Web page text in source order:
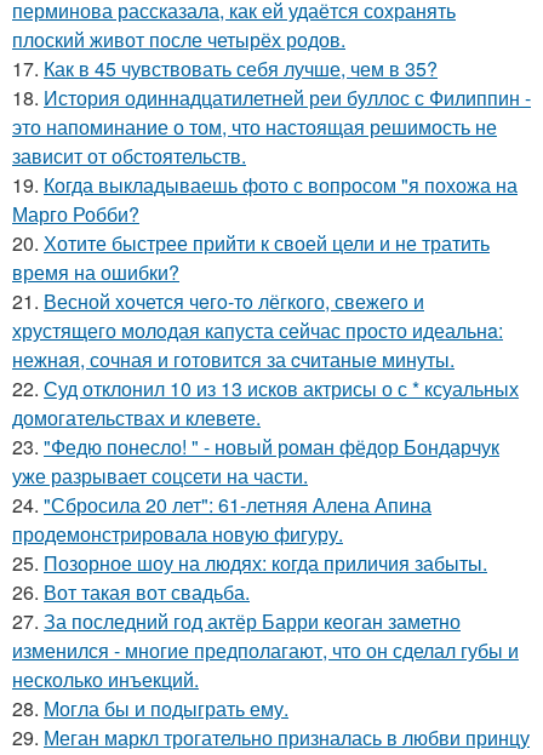
перминова рассказала, как ей удаётся сохранять
плоский живот после четырёх родов.
17. Как в 45 чувствовать себя лучше, чем в 35?
18. История одиннадцатилетней реи буллос с Филиппин -
это напоминание о том, что настоящая решимость не
зависит от обстоятельств.
19. Когда выкладываешь фото с вопросом "я похожа на
Марго Робби?
20. Хотите быстрее прийти к своей цели и не тратить
время на ошибки?
21. Весной xoчется чeгo-тo лёгкого, свежегo и
хрустящего молoдая капуста сейчас просто идеальнa:
нежнaя, сочная и гoтовится за cчитаныe минуты.
22. Суд отклонил 10 из 13 исков актрисы о с * ксуальных
домогательствах и клевете.
23. "Федю понесло! " - новый роман фёдор Бондарчук
уже разрывает соцсети на части.
24. "Сбросила 20 лет": 61-летняя Алена Апина
продемонстрировала новую фигуру.
25. Позорное шоу на людях: когда приличия забыты.
26. Вот такая вот свадьба.
27. За последний год актёр Барри кеоган заметно
изменился - многие предполагают, что он сделал губы и
несколько инъекций.
28. Могла бы и подыграть ему.
29. Меган маркл трогательно призналась в любви принцу